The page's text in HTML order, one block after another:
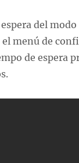
del modo
menú de
de espera